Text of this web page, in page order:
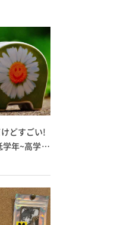
どすごい!
年~高学年